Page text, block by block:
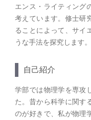
エンス・ライティング
考えています。修士研
ることによって、サイ
うな手法を探究します。
自己紹介
学部では物理学を専攻
た。昔から科学に関す
のが好きで、私が物理